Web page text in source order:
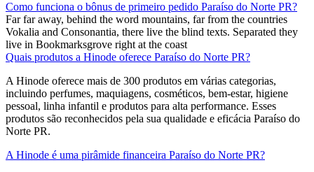
Como funciona o bônus de primeiro pedido Paraíso do Norte PR?
Far far away, behind the word mountains, far from the countries
Vokalia and Consonantia, there live the blind texts. Separated they
live in Bookmarksgrove right at the coast
Quais produtos a Hinode oferece Paraíso do Norte PR?
A Hinode oferece mais de 300 produtos em várias categorias,
incluindo perfumes, maquiagens, cosméticos, bem-estar, higiene
pessoal, linha infantil e produtos para alta performance. Esses
produtos são reconhecidos pela sua qualidade e eficácia Paraíso do
Norte PR.
A Hinode é uma pirâmide financeira Paraíso do Norte PR?